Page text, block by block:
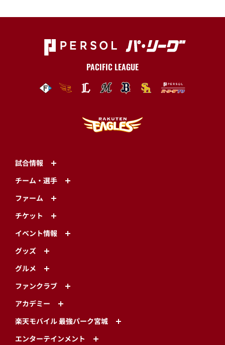
PACIFIC LEAGUE
試合情報
チーム・選手
ファーム
チケット
イベント情報
グッズ
グルメ
ファンクラブ
アカデミー
楽天モバイル 最強パーク宮城
エンターテインメント